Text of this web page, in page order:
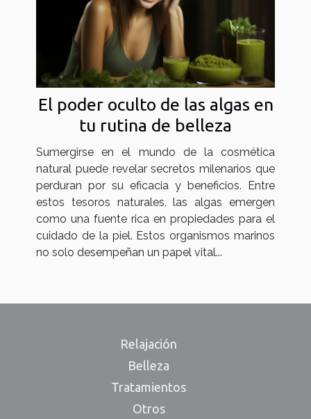
El poder oculto de las algas en
tu rutina de belleza
Sumergirse en el mundo de la cosmética
natural puede revelar secretos milenarios que
perduran por su eficacia y beneficios. Entre
estos tesoros naturales, las algas emergen
como una fuente rica en propiedades para el
cuidado de la piel. Estos organismos marinos
no solo desempeñan un papel vital...
Relajación
Belleza
Tratamientos
Otros